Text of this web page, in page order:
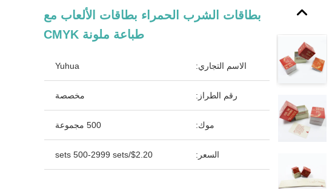
بطاقات الشرب الحمراء بطاقات الألعاب مع
طباعة ملونة CMYK
الاسم التجاري: Yuhua
رقم الطراز: مخصصة
موك: 500 مجموعة
السعر: $2.20/sets 500-2999 sets